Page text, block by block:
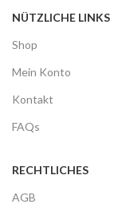
NÜTZLICHE LINKS
Shop
Mein Konto
Kontakt
FAQs
RECHTLICHES
AGB